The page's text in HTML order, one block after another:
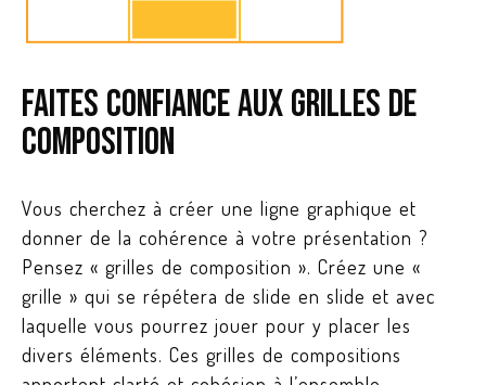
Faites confiance aux grilles de
composition
Vous cherchez à créer une ligne graphique et
donner de la cohérence à votre présentation ?
Pensez « grilles de composition ». Créez une «
grille » qui se répétera de slide en slide et avec
laquelle vous pourrez jouer pour y placer les
divers éléments. Ces grilles de compositions